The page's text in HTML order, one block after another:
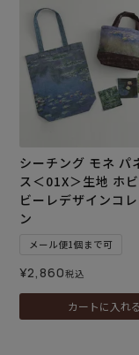
シーチング モネ パ
ス＜01X＞生地 ホ
ビーレデザインコ
ン
メール便1個まで可
¥2,860税込
カートに入れる